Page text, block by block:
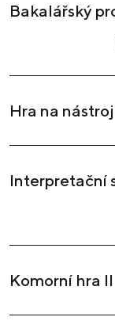
Bakalářský
Hra na
Interpretační
Komorní hra II